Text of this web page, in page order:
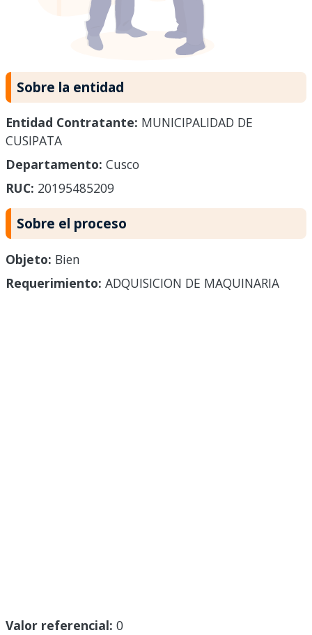
Sobre la entidad
Entidad Contratante: MUNICIPALIDAD DE
CUSIPATA
Departamento: Cusco
RUC: 20195485209
Sobre el proceso
Objeto: Bien
Requerimiento: ADQUISICION DE MAQUINARIA
Valor referencial: 0